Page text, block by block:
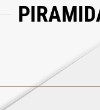
o inne produkty